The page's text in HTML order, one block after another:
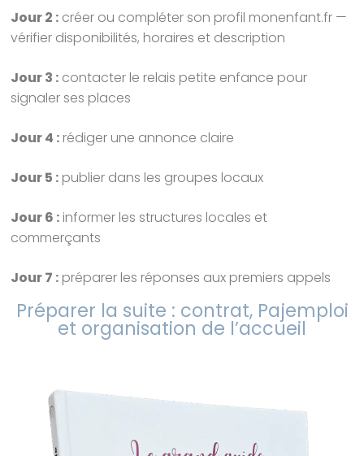
Jour 2 : créer ou compléter son profil monenfant.fr —
vérifier disponibilités, horaires et description
Jour 3 : contacter le relais petite enfance pour
signaler ses places
Jour 4 : rédiger une annonce claire
Jour 5 : publier dans les groupes locaux
Jour 6 : informer les structures locales et
commerçants
Jour 7 : préparer les réponses aux premiers appels
Préparer la suite : contrat, Pajemploi
et organisation de l’accueil